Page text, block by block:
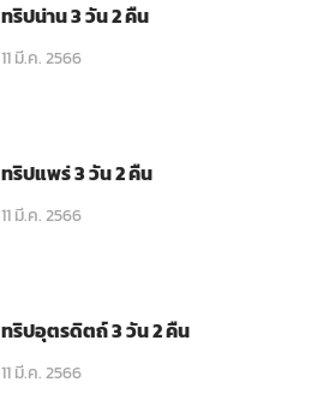
ทริปน่าน 3 วัน 2 คืน
11 มี.ค. 2566
ทริปแพร่ 3 วัน 2 คืน
11 มี.ค. 2566
ทริปอุตรดิตถ์ 3 วัน 2 คืน
11 มี.ค. 2566